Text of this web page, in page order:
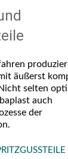
äußerst
selten
auch
der